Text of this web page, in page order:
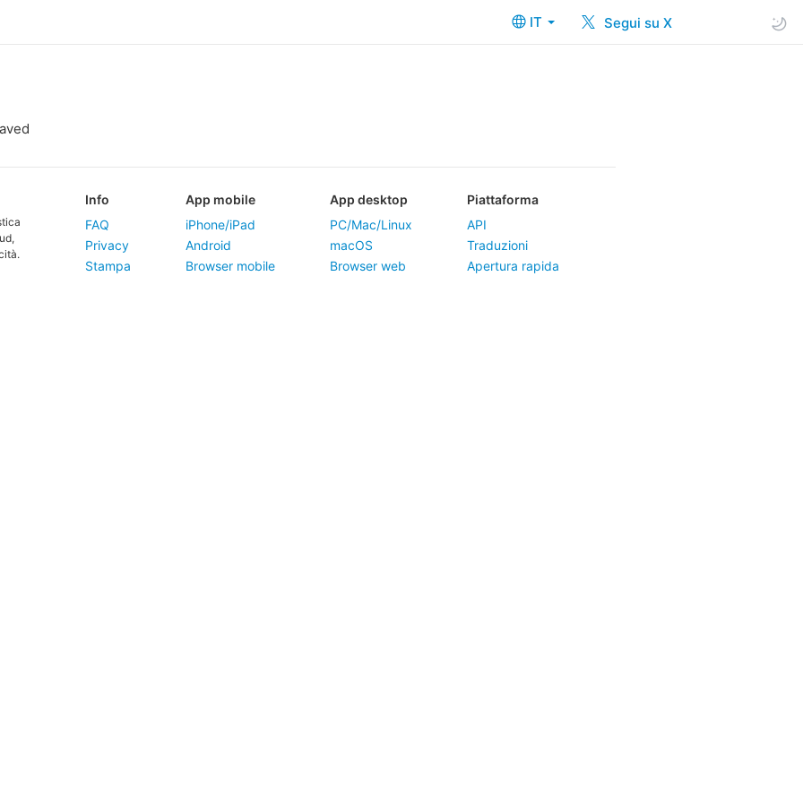
IT Segui su X
Info
FAQ
Privacy
Stampa
App mobile
iPhone/iPad
Android
Browser mobile
App desktop
PC/Mac/Linux
macOS
Browser web
Piattaforma
API
Traduzioni
Apertura rapida